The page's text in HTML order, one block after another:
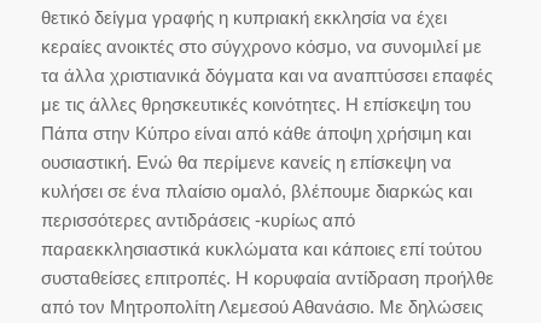
θετικό δείγμα γραφής η κυπριακή εκκλησία να έχει
κεραίες ανοικτές στο σύγχρονο κόσμο, να συνομιλεί με
τα άλλα χριστιανικά δόγματα και να αναπτύσσει επαφές
με τις άλλες θρησκευτικές κοινότητες. Η επίσκεψη του
Πάπα στην Κύπρο είναι από κάθε άποψη χρήσιμη και
ουσιαστική. Ενώ θα περίμενε κανείς η επίσκεψη να
κυλήσει σε ένα πλαίσιο ομαλό, βλέπουμε διαρκώς και
περισσότερες αντιδράσεις -κυρίως από
παραεκκλησιαστικά κυκλώματα και κάποιες επί τούτου
συσταθείσες επιτροπές. Η κορυφαία αντίδραση προήλθε
από τον Μητροπολίτη Λεμεσού Αθανάσιο. Με δηλώσεις